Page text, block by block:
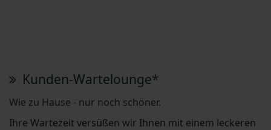
Kunden-Wartelounge*
Wie zu Hause - nur noch schöner.
Ihre Wartezeit versüßen wir Ihnen mit einem leckeren